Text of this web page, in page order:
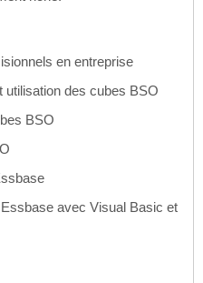
en entreprise
utilisation des cubes BSO
BSO
avec Visual Basic et